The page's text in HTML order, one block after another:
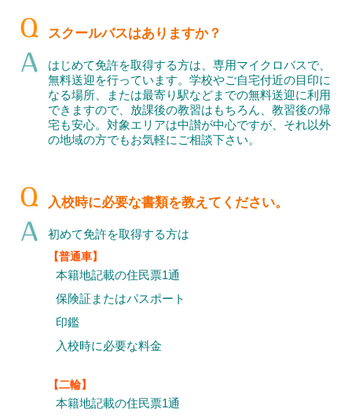
スクールバスはありますか？
はじめて免許を取得する方は、専用マイクロバスで、
無料送迎を行っています。学校やご自宅付近の目印に
なる場所、または最寄り駅などまでの無料送迎に利用
できますので、放課後の教習はもちろん、教習後の帰
宅も安心。対象エリアは中讃が中心ですが、それ以外
の地域の方でもお気軽にご相談下さい。
入校時に必要な書類を教えてください。
初めて免許を取得する方は
【普通車】
本籍地記載の住民票1通
保険証またはパスポート
印鑑
入校時に必要な料金
【二輪】
本籍地記載の住民票1通